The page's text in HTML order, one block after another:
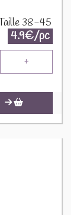
38-45
4.9€/pc
+